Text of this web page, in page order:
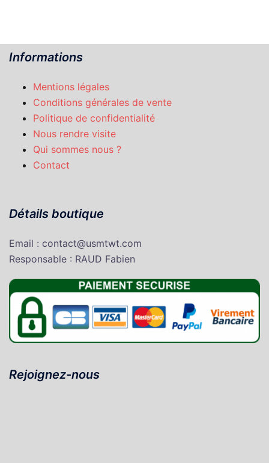
Informations
Mentions légales
Conditions générales de vente
Politique de confidentialité
Nous rendre visite
Qui sommes nous ?
Contact
Détails boutique
Email : contact@usmtwt.com
Responsable : RAUD Fabien
Rejoignez-nous